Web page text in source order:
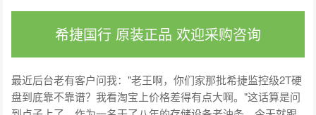
希捷国行 原装正品 欢迎采购咨询
最近后台老有客户问我："老王啊，你们家那批希捷监控级2T硬
盘到底靠不靠谱？我看淘宝上价格差得有点大啊。"这话算是问